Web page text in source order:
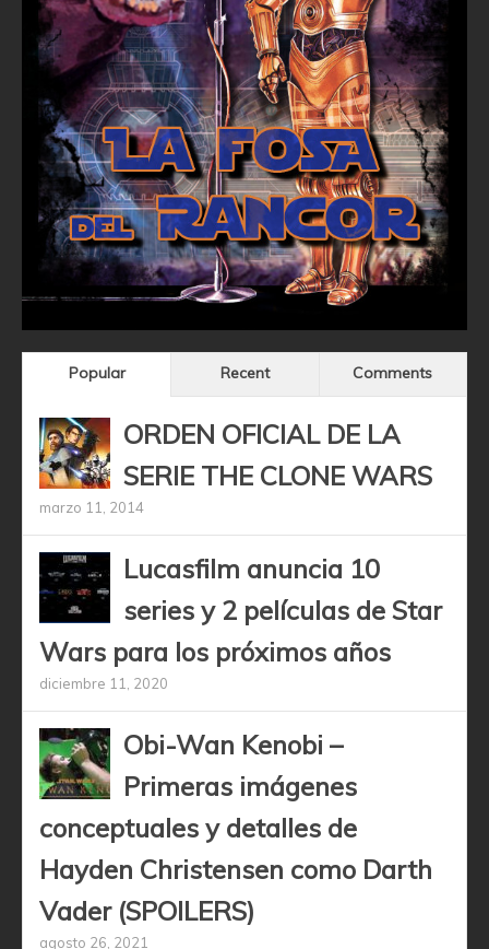
Popular Recent Comments
ORDEN OFICIAL DE LA
SERIE THE CLONE WARS
marzo 11, 2014
Lucasfilm anuncia 10
series y 2 películas de Star
Wars para los próximos años
diciembre 11, 2020
Obi-Wan Kenobi –
Primeras imágenes
conceptuales y detalles de
Hayden Christensen como Darth
Vader (SPOILERS)
agosto 26, 2021